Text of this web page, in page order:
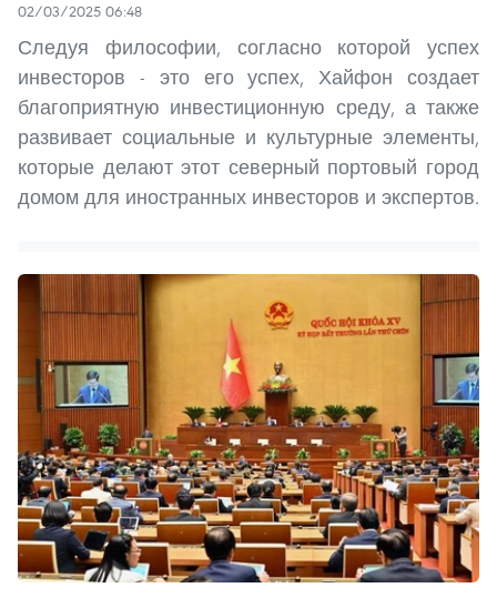
02/03/2025 06:48
Следуя философии, согласно которой успех
инвесторов - это его успех, Хайфон создает
благоприятную инвестиционную среду, а также
развивает социальные и культурные элементы,
которые делают этот северный портовый город
домом для иностранных инвесторов и экспертов.